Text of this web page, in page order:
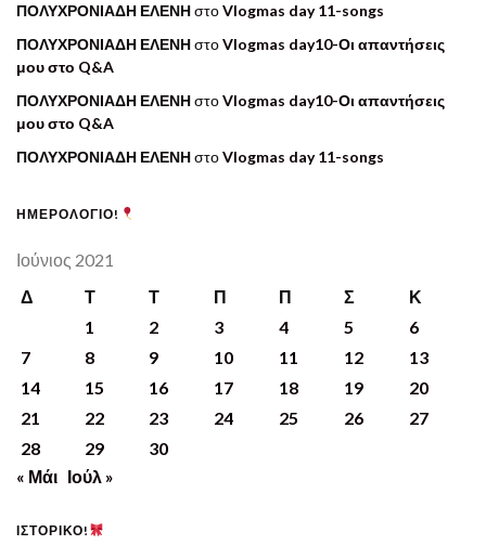
ΠΟΛΥΧΡΟΝΙΑΔΗ ΕΛΕΝΗστοVlogmas day 11-songs
ΠΟΛΥΧΡΟΝΙΑΔΗ ΕΛΕΝΗστοVlogmas day10-Οι απαντήσεις
μου στο Q&A
ΠΟΛΥΧΡΟΝΙΑΔΗ ΕΛΕΝΗστοVlogmas day10-Οι απαντήσεις
μου στο Q&A
ΠΟΛΥΧΡΟΝΙΑΔΗ ΕΛΕΝΗστοVlogmas day 11-songs
ΗΜΕΡΟΛΟΓΙΟ!
Ιούνιος 2021
Δ
Τ Τ Π Π Σ
Κ
1
2 3 4 5
6
7
8 9 10 11 12
13
14
15 16 17 18 19
20
21
22 23 24 25 26
27
28
29
30
« Μάι Ιούλ »
ΙΣΤΟΡΙΚΟ!